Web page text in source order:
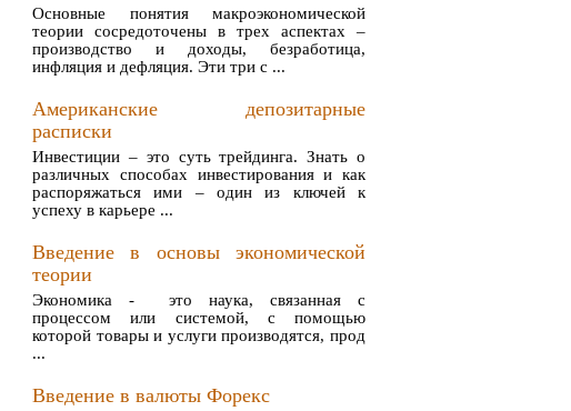
Основные понятия макроэкономической
теории сосредоточены в трех аспектах –
производство и доходы, безработица,
инфляция и дефляция. Эти три с ...
Американские депозитарные
расписки
Инвестиции – это суть трейдинга. Знать о
различных способах инвестирования и как
распоряжаться ими – один из ключей к
успеху в карьере ...
Введение в основы экономической
теории
Экономика - это наука, связанная с
процессом или системой, с помощью
которой товары и услуги производятся, прод
...
Введение в валюты Форекс